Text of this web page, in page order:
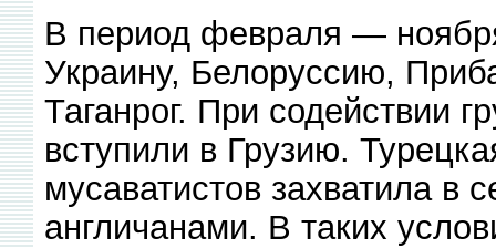
В период февраля —
Украину, Белоруссию,
Таганрог. При содействии
вступили в Грузию.
мусаватистов захватила в
англичанами. В таких